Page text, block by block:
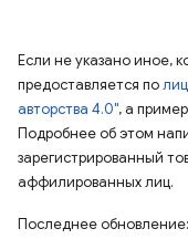
Если не указано иное,
предоставляется по
авторства 4.0", а
Подробнее об этом
зарегистрированный
аффилированных лиц.
Последнее